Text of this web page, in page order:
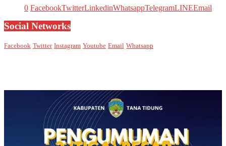
0 FacebookTwitterLinkedinWhatsappTelegramLINEEmail
Social Networks
Facebook Twitter Instagram Youtube Email Whatsapp